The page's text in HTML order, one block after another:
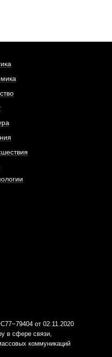
от 02.11.2020
в сфере связи,
коммуникаций